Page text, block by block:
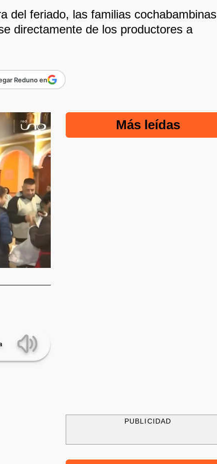
del feriado, las familias cochabambinas
directamente de los productores a
Reduno en
Más leídas
PUBLICIDAD